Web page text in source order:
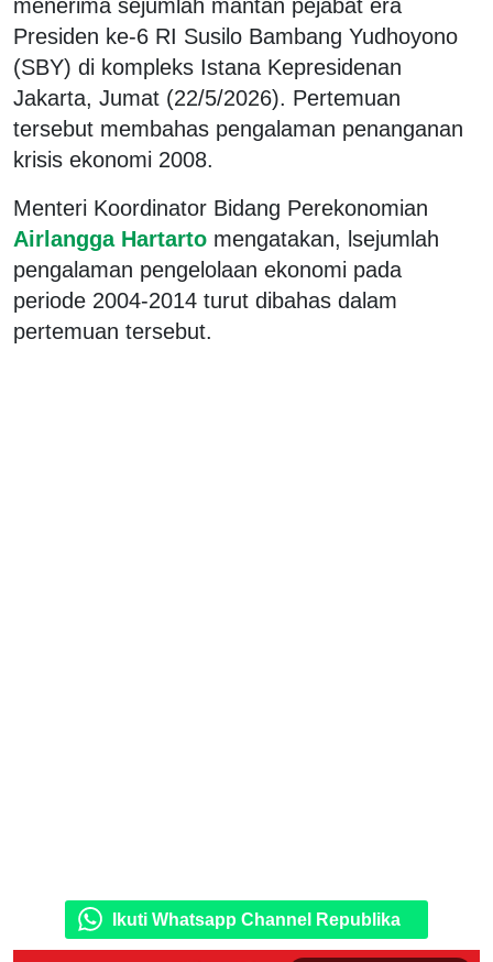
menerima sejumlah mantan pejabat era
Presiden ke-6 RI Susilo Bambang Yudhoyono
(SBY) di kompleks Istana Kepresidenan
Jakarta, Jumat (22/5/2026). Pertemuan
tersebut membahas pengalaman penanganan
krisis ekonomi 2008.
Menteri Koordinator Bidang Perekonomian
Airlangga Hartarto mengatakan, lsejumlah
pengalaman pengelolaan ekonomi pada
periode 2004-2014 turut dibahas dalam
pertemuan tersebut.
Ikuti Whatsapp Channel Republika